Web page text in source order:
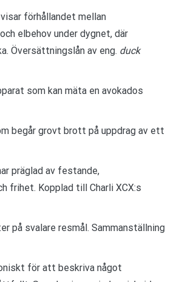
förhållandet mellan
elbehov under dygnet, där
Översättningslån av eng. duck
som kan mäta en avokados
begår grovt brott på uppdrag av ett
präglad av festande,
frihet. Kopplad till Charli XCX:s
på svalare resmål. Sammanställning
för att beskriva något